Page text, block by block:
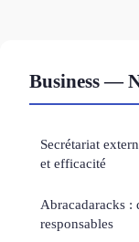
Business —
Secrétariat
et efficacité
Abracadaracks :
responsables